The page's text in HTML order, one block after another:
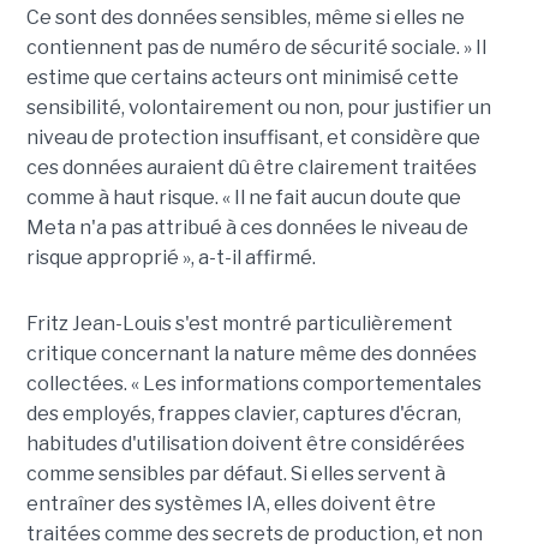
Ce sont des données sensibles, même si elles ne
contiennent pas de numéro de sécurité sociale. » Il
estime que certains acteurs ont minimisé cette
sensibilité, volontairement ou non, pour justifier un
niveau de protection insuffisant, et considère que
ces données auraient dû être clairement traitées
comme à haut risque. « Il ne fait aucun doute que
Meta n'a pas attribué à ces données le niveau de
risque approprié », a-t-il affirmé.
Fritz Jean-Louis s'est montré particulièrement
critique concernant la nature même des données
collectées. « Les informations comportementales
des employés, frappes clavier, captures d'écran,
habitudes d'utilisation doivent être considérées
comme sensibles par défaut. Si elles servent à
entraîner des systèmes IA, elles doivent être
traitées comme des secrets de production, et non